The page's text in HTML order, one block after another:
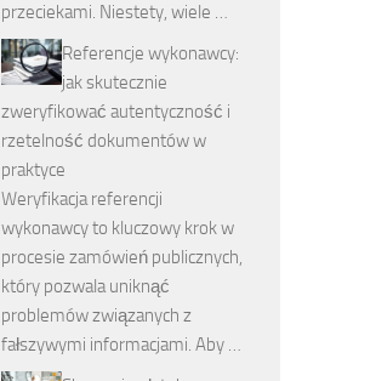
przeciekami. Niestety, wiele …
Referencje wykonawcy:
jak skutecznie
zweryfikować autentyczność i
rzetelność dokumentów w
praktyce
Weryfikacja referencji
wykonawcy to kluczowy krok w
procesie zamówień publicznych,
który pozwala uniknąć
problemów związanych z
fałszywymi informacjami. Aby …